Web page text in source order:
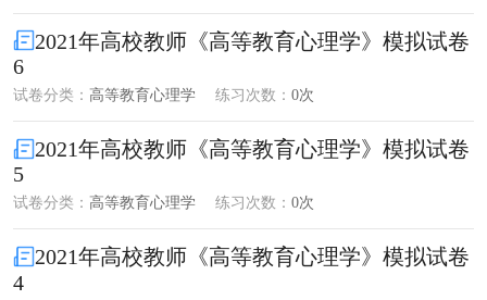
2021年高校教师《高等教育心理学》模拟试卷
6
试卷分类： 高等教育心理学 练习次数： 0次
2021年高校教师《高等教育心理学》模拟试卷
5
试卷分类： 高等教育心理学 练习次数： 0次
2021年高校教师《高等教育心理学》模拟试卷
4